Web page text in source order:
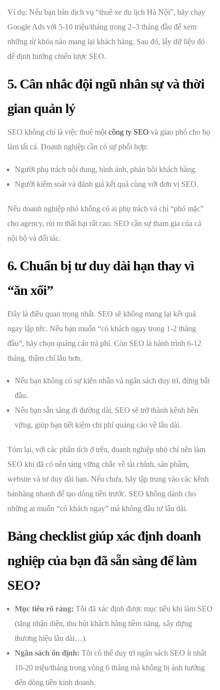
Ví dụ: Nếu bạn bán dịch vụ “thuê xe du lịch Hà Nội”, hãy chạy
Google Ads với 5-10 triệu/tháng trong 2–3 tháng đầu để xem
những từ khóa nào mang lại khách hàng. Sau đó, lấy dữ liệu đó
để định hướng chiến lược SEO.
5. Cân nhắc đội ngũ nhân sự và thời
gian quản lý
SEO không chỉ là việc thuê mộtcông ty SEO và giao phó cho họ
làm tất cả. Doanh nghiệp cần có sự phối hợp:
Người phụ trách nội dung, hình ảnh, phản hồi khách hàng.
Người kiểm soát và đánh giá kết quả cùng với đơn vị SEO.
Nếu doanh nghiệp nhỏ không có ai phụ trách và chỉ “phó mặc”
cho agency, rủi ro thất bại rất cao. SEO cần sự tham gia của cả
nội bộ và đối tác.
6. Chuẩn bị tư duy dài hạn thay vì
“ăn xổi”
Đây là điều quan trọng nhất. SEO sẽ không mang lại kết quả
ngay lập tức. Nếu bạn muốn “có khách ngay trong 1-2 tháng
đầu”, hãy chọn quảng cáo trả phí. Còn SEO là hành trình 6-12
tháng, thậm chí lâu hơn.
Nếu bạn không có sự kiên nhẫn và ngân sách duy trì, đừng bắt
đầu.
Nếu bạn sẵn sàng đi đường dài, SEO sẽ trở thành kênh bền
vững, giúp bạn tiết kiệm chi phí quảng cáo về lâu dài.
Tóm lại, với các phân tích ở trên, doanh nghiệp nhỏ chỉ nên làm
SEO khi đã có nền tảng vững chắc về tài chính, sản phẩm,
website và tư duy dài hạn. Nếu chưa, hãy tập trung vào các kênh
bánhàng nhanh để tạo dòng tiền trước. SEO không dành cho
những ai muốn “có khách ngay” mà không đầu tư lâu dài.
Bảng checklist giúp xác định doanh
nghiệp của bạn đã sẵn sàng để làm
SEO?
Mục tiêu rõ ràng: Tôi đã xác định được mục tiêu khi làm SEO
(tăng nhận diện, thu hút khách hàng tiềm năng, xây dựng
thương hiệu lâu dài…).
Ngân sách ổn định: Tôi có thể duy trì ngân sách SEO ít nhất
10-20 triệu/tháng trong vòng 6 tháng mà không bị ảnh hưởng
đến dòng tiền kinh doanh.